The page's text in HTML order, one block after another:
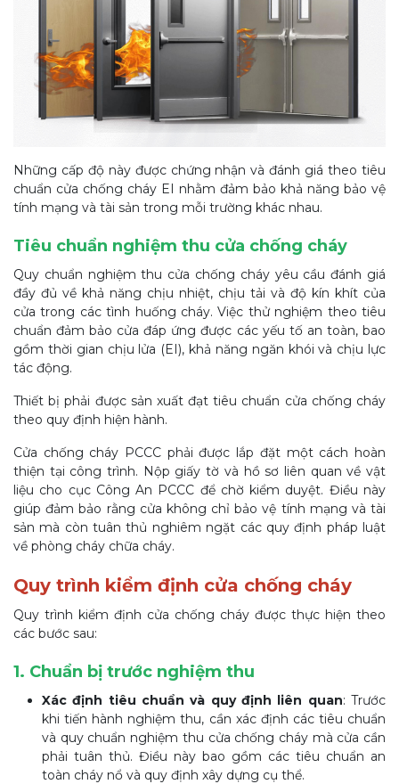
Những cấp độ này được chứng nhận và đánh giá theo tiêu
chuẩn cửa chống cháy EI nhằm đảm bảo khả năng bảo vệ
tính mạng và tài sản trong mỗi trường khác nhau.
Tiêu chuẩn nghiệm thu cửa chống cháy
Quy chuẩn nghiệm thu cửa chống cháy yêu cầu đánh giá
đầy đủ về khả năng chịu nhiệt, chịu tải và độ kín khít của
cửa trong các tình huống cháy. Việc thử nghiệm theo tiêu
chuẩn đảm bảo cửa đáp ứng được các yếu tố an toàn, bao
gồm thời gian chịu lửa (EI), khả năng ngăn khói và chịu lực
tác động.
Thiết bị phải được sản xuất đạt tiêu chuẩn cửa chống cháy
theo quy định hiện hành.
Cửa chống cháy PCCC phải được lắp đặt một cách hoàn
thiện tại công trình. Nộp giấy tờ và hồ sơ liên quan về vật
liệu cho cục Công An PCCC để chờ kiểm duyệt. Điều này
giúp đảm bảo rằng cửa không chỉ bảo vệ tính mạng và tài
sản mà còn tuân thủ nghiêm ngặt các quy định pháp luật
về phòng cháy chữa cháy.
Quy trình kiểm định cửa chống cháy
Quy trình kiểm định cửa chống cháy được thực hiện theo
các bước sau:
1. Chuẩn bị trước nghiệm thu
Xác định tiêu chuẩn và quy định liên quan: Trước
khi tiến hành nghiệm thu, cần xác định các tiêu chuẩn
và quy chuẩn nghiệm thu cửa chống cháy mà cửa cần
phải tuân thủ. Điều này bao gồm các tiêu chuẩn an
toàn cháy nổ và quy định xây dựng cụ thể.